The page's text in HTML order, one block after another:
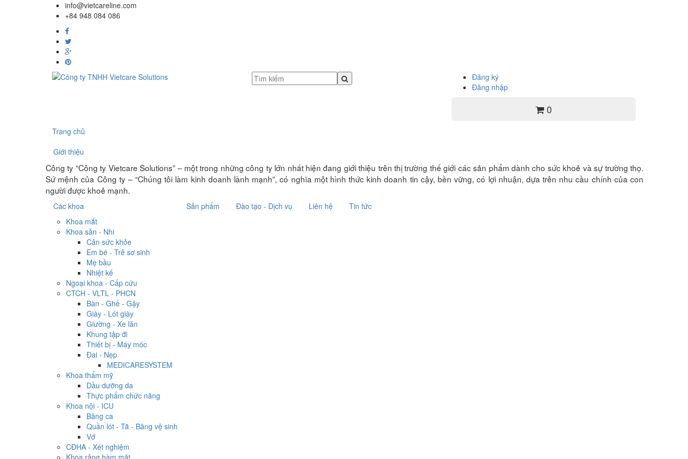
info@vietcareline.com
+84 948 084 086
Đăng ký
Đăng nhập
0
Trang chủ
Giới thiệu
Công ty “Công ty Vietcare Solutions” – một trong những công ty lớn nhất hiện đang giới thiệu trên thị trường thế giới các sản phẩm dành cho sức khoẻ và sự trường thọ.
Sứ mệnh của Công ty – “Chúng tôi làm kinh doanh lành mạnh”, có nghĩa một hình thức kinh doanh tin cậy, bền vững, có lợi nhuận, dựa trên nhu cầu chính của con
người được khoẻ mạnh.
Các khoa
Khoa mắt
Khoa sản - Nhi
Cân sức khỏe
Em bé - Trẻ sơ sinh
Mẹ bầu
Nhiệt kế
Ngoại khoa - Cấp cứu
CTCH - VLTL - PHCN
Bàn - Ghế - Gậy
Giày - Lót giày
Giường - Xe lăn
Khung tập đi
Thiết bị - Máy móc
Đai - Nẹp
MEDICARESYSTEM
Khoa thẩm mỹ
Dầu dưỡng da
Thực phẩm chức năng
Khoa nội - ICU
Băng ca
Quần lót - Tã - Băng vệ sinh
Vớ
CĐHA - Xét nghiệm
Khoa răng hàm mặt
Sản phẩm Đào tạo - Dịch vụ Liên hệ Tin tức